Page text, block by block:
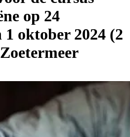
op 24
1 oktober 2024 (2